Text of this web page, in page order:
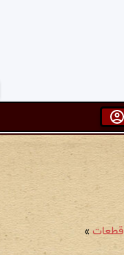
قطعات»